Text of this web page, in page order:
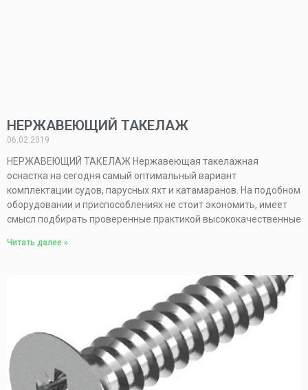
НЕРЖАВЕЮЩИЙ ТАКЕЛАЖ
06.02.2019
НЕРЖАВЕЮЩИЙ ТАКЕЛАЖ Нержавеющая такелажная
оснастка на сегодня самый оптимальный вариант
комплектации судов, парусных яхт и катамаранов. На подобном
оборудовании и приспособлениях не стоит экономить, имеет
смысл подбирать проверенные практикой высококачественные
Читать далее »